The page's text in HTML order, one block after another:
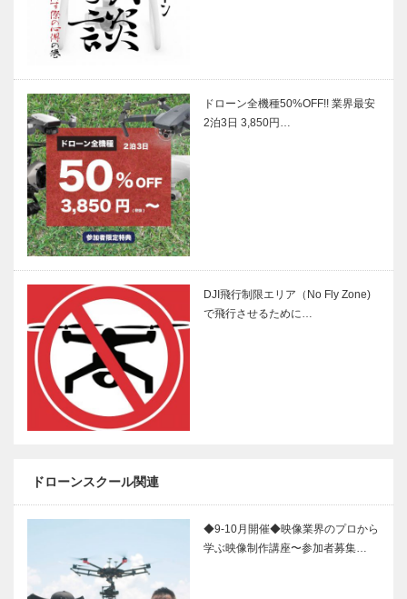
ドローン全機種50%OFF!! 業界最安
2泊3日 3,850円…
DJI飛行制限エリア（No Fly Zone)
で飛行させるために…
ドローンスクール関連
◆9-10月開催◆映像業界のプロから
学ぶ映像制作講座〜参加者募集…